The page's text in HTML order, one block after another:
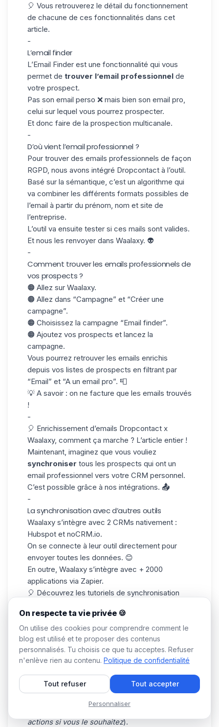
🎈 Vous retrouverez le détail du fonctionnement
de chacune de ces fonctionnalités dans cet
article.
-
L’email finder
L’Email Finder est une fonctionnalité qui vous
permet de trouver l’email professionnel de
votre prospect.
Pas son email perso ❌ mais bien son email pro,
celui sur lequel vous pourrez prospecter.
Et donc faire de la prospection multicanale.
-
D’où vient l’email professionnel ?
Pour trouver des emails professionnels de façon
RGPD, nous avons intégré Dropcontact à l’outil.
Basé sur la sémantique, c’est un algorithme qui
va combiner les différents formats possibles de
l’email à partir du prénom, nom et site de
l’entreprise.
L’outil va ensuite tester si ces mails sont valides.
Et nous les renvoyer dans Waalaxy. 👽
-
Comment trouver les emails professionnels de
vos prospects ?
🟠 Allez sur Waalaxy.
🟠 Allez dans “Campagne” et “Créer une
campagne”.
🟠 Choisissez la campagne “Email finder”.
🟠 Ajoutez vos prospects et lancez la
campagne.
Vous pourrez retrouver les emails enrichis
depuis vos listes de prospects en filtrant par
“Email” et “A un email pro”. 📮
💡 A savoir : on ne facture que les emails trouvés
!
-
🎈 Enrichissement d’emails Dropcontact x
Waalaxy, comment ça marche ? L’article entier !
Maintenant, imaginez que vous vouliez
synchroniser tous les prospects qui ont un
email professionnel vers votre CRM personnel.
C’est possible grâce à nos intégrations. 📤
-
La synchronisation avec d’autres outils
Waalaxy s’intègre avec 2 CRMs nativement :
Hubspot et noCRM.io.
On se connecte à leur outil directement pour
envoyer toutes les données. 😊
En outre, Waalaxy s’intègre avec + 2000
applications via Zapier.
🎈 Découvrez les tutoriels de synchronisation
-
Comment synchroniser les emails vers mon
CRM personnel via Waalaxy ?
Pour faire cela :
🟣 Allez sur Waalaxy.
🟣 Cliquez sur “Campagne” et “Créez une
campagne”.
vous pouvez ajouter d’autres
actions si vous le souhaitez).
On respecte ta vie privée 🍪
On utilise des cookies pour comprendre comment le
blog est utilisé et te proposer des contenus
personnalisés. Tu choisis ce que tu acceptes. Refuser
n'enlève rien au contenu. Politique de confidentialité
Tout refuser Tout accepter
Personnaliser